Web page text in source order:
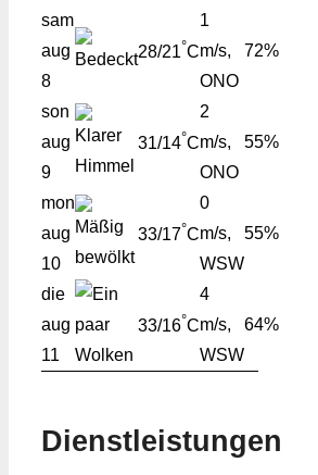
sam
aug
8
28/21°C
1
m/s,
ONO
72%
son
aug
9
31/14°C
2
m/s,
ONO
55%
mon
aug
10
33/17°C
0
m/s,
WSW
55%
die
aug
11
33/16°C
4
m/s,
WSW
64%
Dienstleistungen